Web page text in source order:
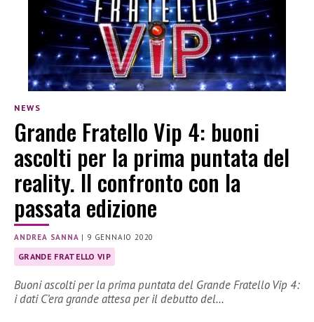
NEWS
Grande Fratello Vip 4: buoni
ascolti per la prima puntata del
reality. Il confronto con la
passata edizione
ANDREA SANNA | 9 GENNAIO 2020
GRANDE FRATELLO VIP
Buoni ascolti per la prima puntata del Grande Fratello Vip 4:
i dati C’era grande attesa per il debutto del…